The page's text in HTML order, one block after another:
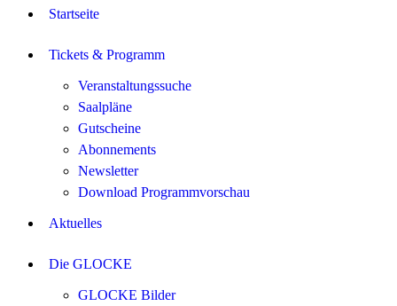
Startseite
Tickets & Programm
Veranstaltungssuche
Saalpläne
Gutscheine
Abonnements
Newsletter
Download Programmvorschau
Aktuelles
Die GLOCKE
GLOCKE Bilder